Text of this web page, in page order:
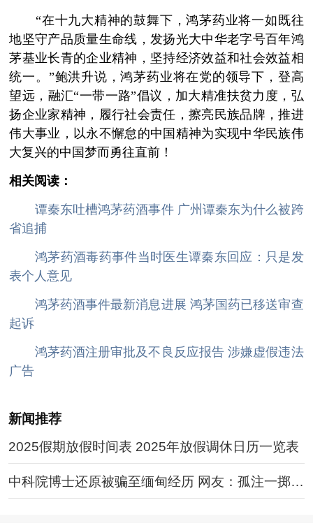
“在十九大精神的鼓舞下，鸿茅药业将一如既往
地坚守产品质量生命线，发扬光大中华老字号百年鸿
茅基业长青的企业精神，坚持经济效益和社会效益相
统一。”鲍洪升说，鸿茅药业将在党的领导下，登高
望远，融汇“一带一路”倡议，加大精准扶贫力度，弘
扬企业家精神，履行社会责任，擦亮民族品牌，推进
伟大事业，以永不懈怠的中国精神为实现中华民族伟
大复兴的中国梦而勇往直前！
相关阅读：
谭秦东吐槽鸿茅药酒事件 广州谭秦东为什么被跨
省追捕
鸿茅药酒毒药事件当时医生谭秦东回应：只是发
表个人意见
鸿茅药酒事件最新消息进展 鸿茅国药已移送审查
起诉
鸿茅药酒注册审批及不良反应报告 涉嫌虚假违法
广告
新闻推荐
2025假期放假时间表 2025年放假调休日历一览表
中科院博士还原被骗至缅甸经历 网友：孤注一掷现
实版